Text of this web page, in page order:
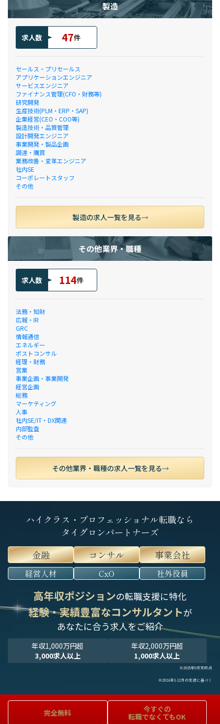
製造
求人数 47件
セールス・プリセールス
アプリケーションエンジニア
サービスエンジニア
ファイナンス管理(CFO・財務等)
研究開発
生産技術(PLM・ERP・SAP)
企業経営(CEO・COO等)
製造技術・品質管理
設計開発エンジニア
事業開発・製品企画
調達・購買
業務改善・変革エンジニア
社内SE
コーポレートスタッフ
その他
製造の求人一覧を見る
その他業界・職種
求人数 114件
法務・知財
広報・IR
GRC
情報通信
エネルギー
ポストコンサル
経理・財務
営業
事業企画・事業開発
経営企画
総務
マーケティング
人事
社内SE/IT・DX関連
内部監査
その他
その他業界・職種の求人一覧を見る
ハイクラス・プロフェッショナル転職なら
タイグロンパートナーズ
金融
コンサル 事業会社
経営人材 CxO 社外役員
高年収ポジションの転職支援に特化
経験・実績豊富なコンサルタントが
あなたに合う求人をご紹介
年収1,000万円超
3,000求人以上
年収2,000万円超
1,000求人以上
※2025年9月末時点
※2024年1-12月の実績に基づく
完全無料
今すぐの
転職でなくてもOK